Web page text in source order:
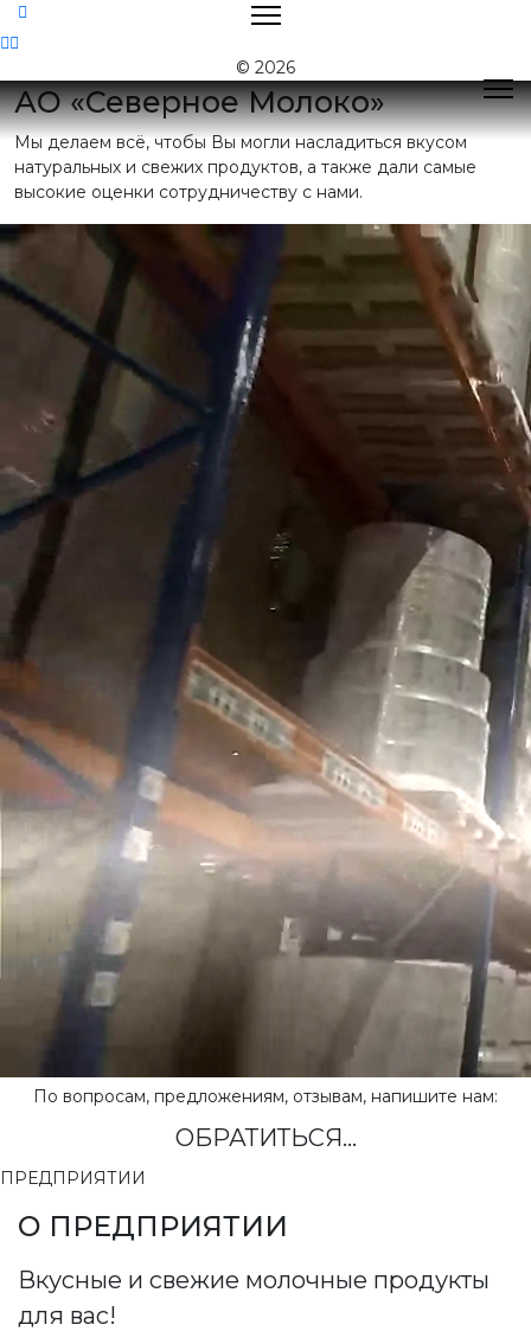
© 2026
Контакты
Контактная
информация
nord@milk35.ru
8 (800) 550-53-35 Звонок по РФ
бесплатный
Приемная:
Отдел продаж:
Производство, лаборатория:
(81755) 2-10-14
Контакты отделов
АО «Северное Молоко»
Мы делаем всё, чтобы Вы могли насладиться вкусом
натуральных и свежих продуктов, а также дали самые
высокие оценки сотрудничеству с нами.
По вопросам, предложениям, отзывам, напишите нам:
ОБРАТИТЬСЯ...
ПРЕДПРИЯТИИ
О ПРЕДПРИЯТИИ
Вкусные и свежие молочные продукты
для вас!